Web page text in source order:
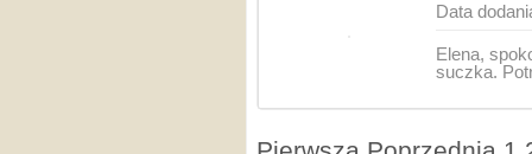
Data
Elena,
suczka.